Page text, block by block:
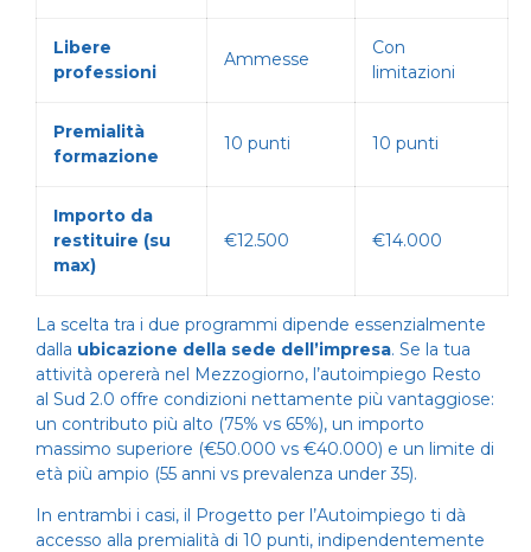
Libere
professioni
Ammesse
Con
limitazioni
Premialità
formazione
10 punti 10 punti
Importo da
restituire (su
max)
€12.500 €14.000
La scelta tra i due programmi dipende essenzialmente
dalla ubicazione della sede dell’impresa. Se la tua
attività opererà nel Mezzogiorno, l’autoimpiego Resto
al Sud 2.0 offre condizioni nettamente più vantaggiose:
un contributo più alto (75% vs 65%), un importo
massimo superiore (€50.000 vs €40.000) e un limite di
età più ampio (55 anni vs prevalenza under 35).
In entrambi i casi, il Progetto per l’Autoimpiego ti dà
accesso alla premialità di 10 punti, indipendentemente